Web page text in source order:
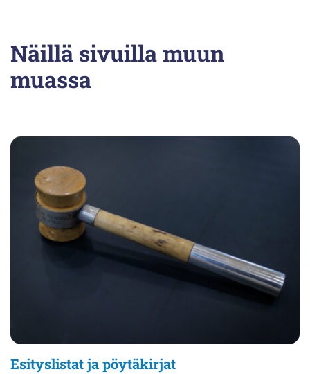
Näillä sivuilla muun
muassa
Esityslistat ja pöytäkirjat